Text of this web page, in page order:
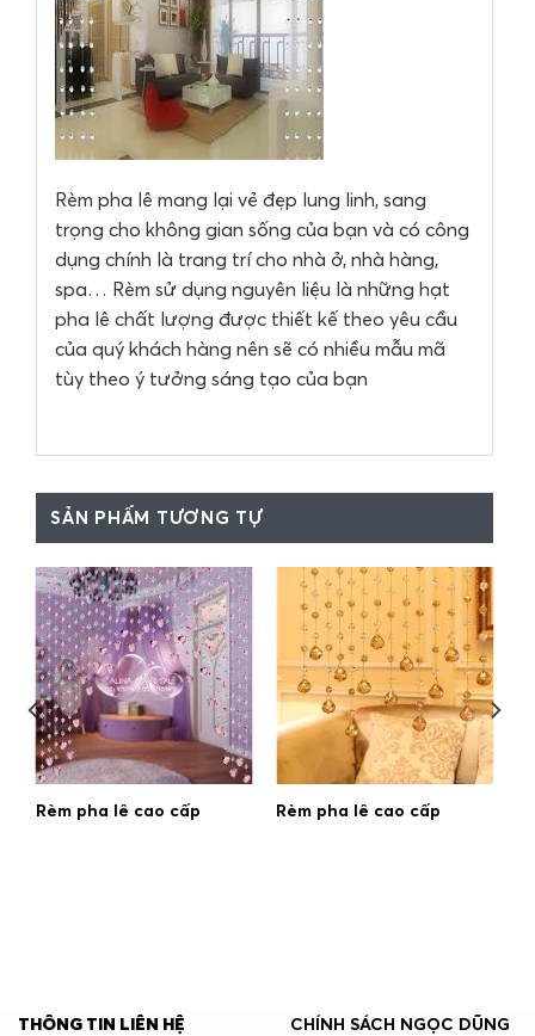
Rèm pha lê mang lại vẻ đẹp lung linh, sang
trọng cho không gian sống của bạn và có công
dụng chính là trang trí cho nhà ở, nhà hàng,
spa… Rèm sử dụng nguyên liệu là những hạt
pha lê chất lượng được thiết kế theo yêu cầu
của quý khách hàng nên sẽ có nhiều mẫu mã
tùy theo ý tưởng sáng tạo của bạn
SẢN PHẨM TƯƠNG TỰ
Rèm pha lê cao cấp Rèm pha lê cao cấp
THÔNG TIN LIÊN HỆ CHÍNH SÁCH NGỌC DŨNG